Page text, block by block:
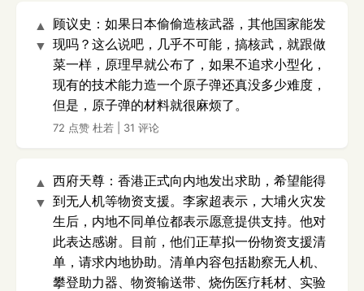
▲
▼
顾议史：如果日本偷偷造核武器，其他国家能发
现吗？这么说吧，几乎不可能，搞核武，就跟做
菜一样，原理早就公布了，如果不追求小型化，
现有的技术能力造一个原子弹还真没多少难度，
但是，原子弹的材料就很麻烦了。
72 点赞 杜若 31 评论
▲
▼
西府天尊：香港正式向内地发出求助，希望能得
到无人机等物资支援。李家超表示，大埔火灾发
生后，内地不同单位都表示愿意提供支持。他对
此表达感谢。目前，他们正草拟一份物资支援清
单，请求内地协助。清单内容包括勘察无人机、
攀登助力器、物资输送带、烧伤医疗耗材、实验